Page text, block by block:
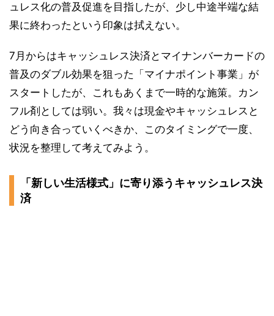
ュレス化の普及促進を目指したが、少し中途半端な結
果に終わったという印象は拭えない。
7月からはキャッシュレス決済とマイナンバーカードの
普及のダブル効果を狙った「マイナポイント事業」が
スタートしたが、これもあくまで一時的な施策。カン
フル剤としては弱い。我々は現金やキャッシュレスと
どう向き合っていくべきか、このタイミングで一度、
状況を整理して考えてみよう。
「新しい生活様式」に寄り添うキャッシュレス決
済